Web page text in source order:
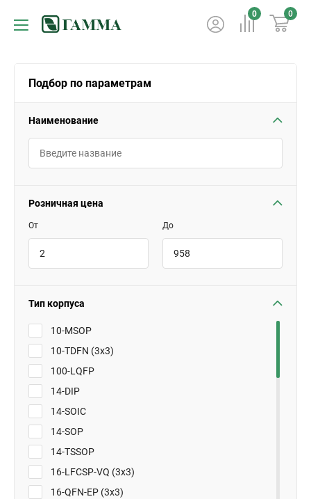
0 0
Подбор по параметрам
Наименование
Розничная цена
От До
Тип корпуса
10-MSOP
10-TDFN (3x3)
100-LQFP
14-DIP
14-SOIC
14-SOP
14-TSSOP
16-LFCSP-VQ (3x3)
16-QFN-EP (3x3)